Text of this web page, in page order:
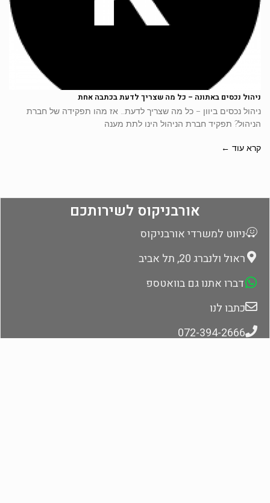
ניהול נכסים באתונה – כל מה שצריך לדעת בכתבה אחת
ניהול נכסים ביוון – כל מה שצריך לדעת… אז מהו תפקידה של חברת
הניהול? תפקיד חברת הניהול הינו לתת מענה
קרא עוד ←
אורבניקוס לשירותכם
ניווט למשרדי אורבניקוס
ראול ולנברג 20, תל אביב
דברו אתנו גם בוואטספ
כתבו לנו
072-394-2666